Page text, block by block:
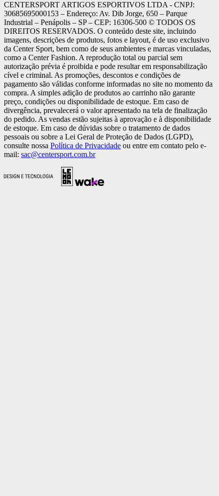
CENTERSPORT ARTIGOS ESPORTIVOS LTDA - CNPJ:
30685695000153 – Endereço: Av. Dib Jorge, 650 – Parque
Industrial – Penápolis – SP – CEP: 16306-500 ©️ TODOS OS
DIREITOS RESERVADOS. O conteúdo deste site, incluindo
imagens, descrições de produtos, fotos e layout, é de uso exclusivo
da Center Sport, bem como de seus ambientes e marcas vinculadas,
como a Center Fashion. A reprodução total ou parcial sem
autorização prévia é proibida e pode resultar em responsabilização
cível e criminal. As promoções, descontos e condições de
pagamento são válidas conforme informadas no site no momento da
compra. A simples adição de produtos ao carrinho não garante
preço, condições ou disponibilidade de estoque. Em caso de
divergência, prevalecerá o valor apresentado na tela de finalização
do pedido. As vendas estão sujeitas à aprovação e à disponibilidade
de estoque. Em caso de dúvidas sobre o tratamento de dados
pessoais ou sobre a Lei Geral de Proteção de Dados (LGPD),
consulte nossa Política de Privacidade ou entre em contato pelo e-
mail: sac@centersport.com.br